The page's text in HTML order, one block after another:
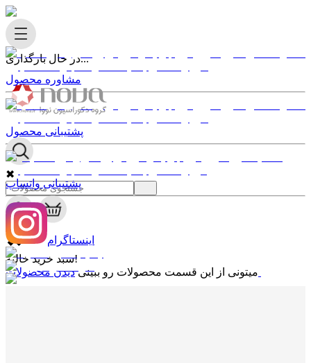
در حال بارگذاری...
✖
0
✖
سبد خرید خالیه!
میتونی از این قسمت محصولات رو ببینی
مشاوره محصول
پشتیبانی محصول
پشتیبانی واتساپ
اینستاگرام